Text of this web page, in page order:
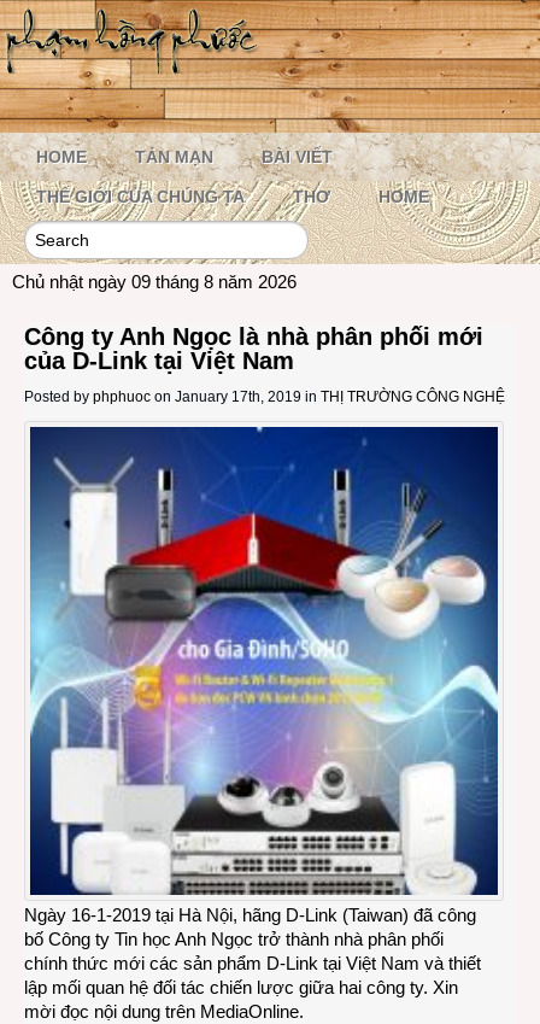
HOME TẢN MẠN BÀI VIẾT
THẾ GIỚI CỦA CHÚNG TA THƠ HOME
Chủ nhật ngày 09 tháng 8 năm 2026
Công ty Anh Ngọc là nhà phân phối mới
của D-Link tại Việt Nam
Posted by phphuoc on January 17th, 2019 in THỊ TRƯỜNG CÔNG NGHỆ
Ngày 16-1-2019 tại Hà Nội, hãng D-Link (Taiwan) đã công
bố Công ty Tin học Anh Ngọc trở thành nhà phân phối
chính thức mới các sản phẩm D-Link tại Việt Nam và thiết
lập mối quan hệ đối tác chiến lược giữa hai công ty. Xin
mời đọc nội dung trên MediaOnline.